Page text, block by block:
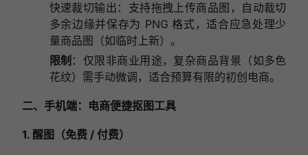
快速裁切输出：支持拖拽上传商品图，自动裁切
多余边缘并保存为 PNG 格式，适合应急处理少
量商品图（如临时上新）。
限制 ：仅限非商业用途，复杂商品背景（如多色
花纹）需手动微调，适合预算有限的初创电商。
二、手机端：电商便捷抠图工具
1. 醒图（免费 / 付费）